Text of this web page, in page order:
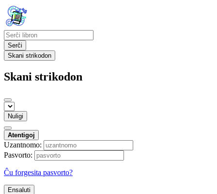
Serĉi
Skani strikodon
Skani strikodon
Nuligi
Atentigoj
Uzantnomo:
Pasvorto:
Ĉu forgesita pasvorto?
Ensaluti